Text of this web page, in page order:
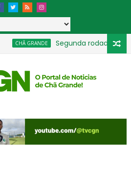
CHÃ GRANDE Segunda rodada